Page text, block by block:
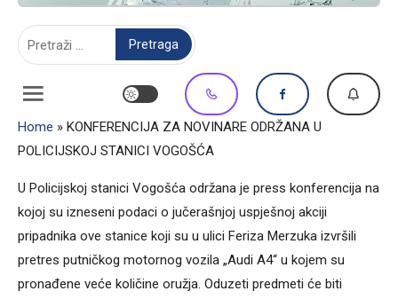
Home » KONFERENCIJA ZA NOVINARE ODRŽANA U
POLICIJSKOJ STANICI VOGOŠĆA
U Policijskoj stanici Vogošća održana je press konferencija na
kojoj su izneseni podaci o jučerašnjoj uspješnoj akciji
pripadnika ove stanice koji su u ulici Feriza Merzuka izvršili
pretres putničkog motornog vozila „Audi A4“ u kojem su
pronađene veće količine oružja. Oduzeti predmeti će biti